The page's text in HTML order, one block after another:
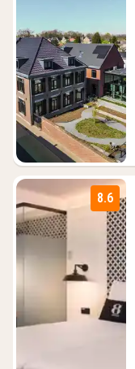
8.6